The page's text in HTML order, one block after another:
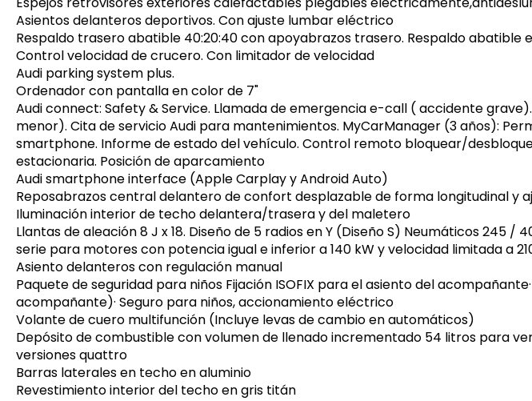
Asientos delanteros deportivos. Con ajuste lumbar eléctrico
Respaldo trasero abatible 40:20:40 con apoyabrazos trasero. Respaldo abatible
Control velocidad de crucero. Con limitador de velocidad
Audi parking system plus.
Ordenador con pantalla en color de 7"
Audi connect: Safety & Service. Llamada de emergencia e-call ( accidente
menor). Cita de servicio Audi para mantenimientos. MyCarManager (3 años):
smartphone. Informe de estado del vehículo. Control remoto bloquear/
estacionaria. Posición de aparcamiento
Audi smartphone interface (Apple Carplay y Android Auto)
Reposabrazos central delantero de confort desplazable de forma longitudinal y
Iluminación interior de techo delantera/trasera y del maletero
Llantas de aleación 8 J x 18. Diseño de 5 radios en Y (Diseño S) Neumáticos 245 /
serie para motores con potencia igual e inferior a 140 kW y velocidad limitada a
Asiento delanteros con regulación manual
Paquete de seguridad para niños Fijación ISOFIX para el asiento del
acompañante)· Seguro para niños, accionamiento eléctrico
Volante de cuero multifunción (Incluye levas de cambio en automáticos)
Depósito de combustible con volumen de llenado incrementado 54 litros para
versiones quattro
Barras laterales en techo en aluminio
Revestimiento interior del techo en gris titán